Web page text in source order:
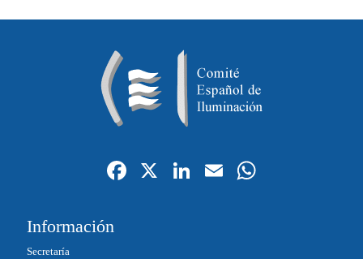
Fa
X
Li
E
Información
Secretaría